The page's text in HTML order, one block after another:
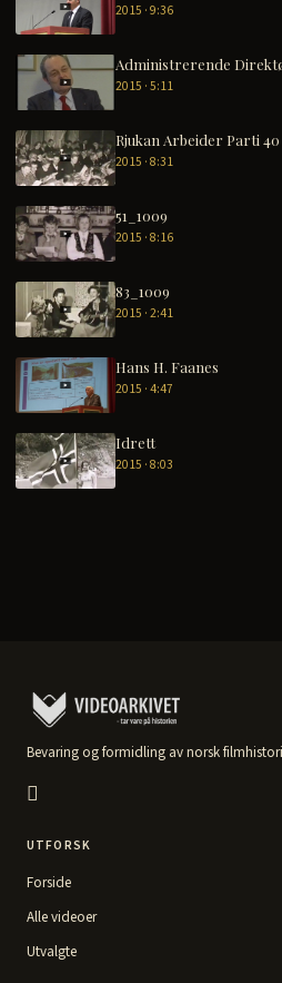
2015 · 9:36
Administrerende
2015 · 5:11
Rjukan Arbeider Parti
2015 · 8:31
51_1009
2015 · 8:16
83_1009
2015 · 2:41
Hans H. Faanes
2015 · 4:47
Idrett
2015 · 8:03
Bevaring og formidling av norsk
UTFORSK
Forside
Alle videoer
Utvalgte